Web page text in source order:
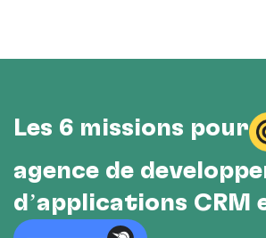
Les 6 missions pour
agence de
d’applications CRM